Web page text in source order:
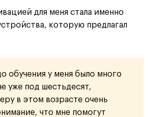
для меня стала именно
которую предлагал
обучения у меня было много
уже под шестьдесят,
в этом возрасте очень
что мне помогут